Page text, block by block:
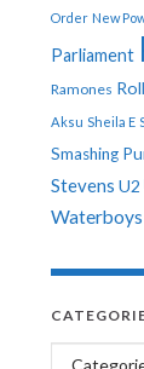
Order New
Parliament
Ramones
Aksu Sheila E
Smashing
Stevens U2
Waterboys